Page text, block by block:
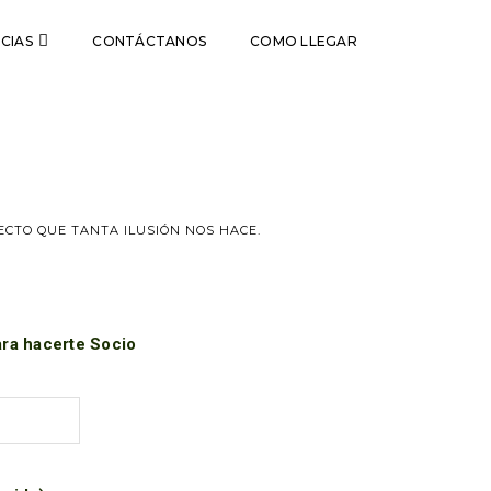
CONTÁCTANOS COMO LLEGAR
QUE TANTA ILUSIÓN NOS HACE.
hacerte Socio